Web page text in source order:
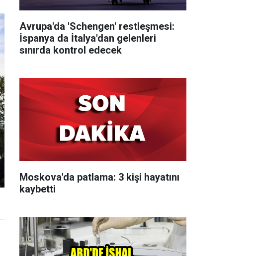
Avrupa'da 'Schengen' restleşmesi:
İspanya da İtalya'dan gelenleri
sınırda kontrol edecek
Moskova'da patlama: 3 kişi hayatını
kaybetti